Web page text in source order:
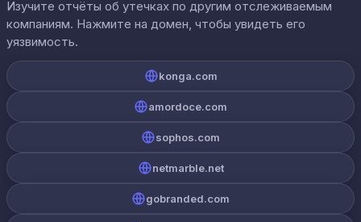
Изучите отчёты об утечках по другим отслеживаемым
компаниям. Нажмите на домен, чтобы увидеть его
уязвимость.
konga.com
amordoce.com
sophos.com
netmarble.net
gobranded.com